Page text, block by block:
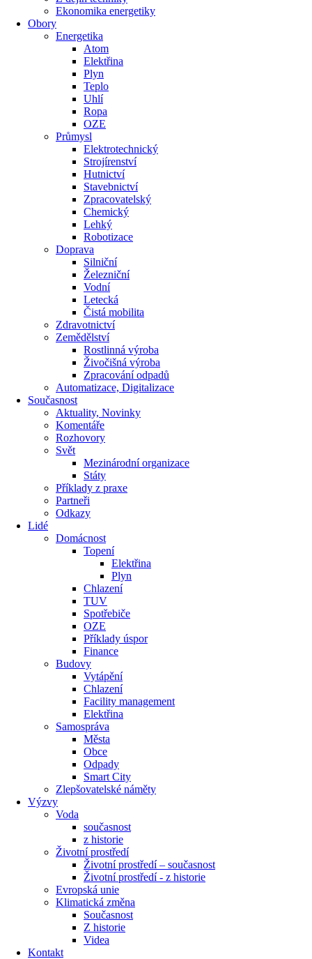
Ekonomika energetiky
Obory
Energetika
Atom
Elektřina
Plyn
Teplo
Uhlí
Ropa
OZE
Průmysl
Elektrotechnický
Strojírenství
Hutnictví
Stavebnictví
Zpracovatelský
Chemický
Lehký
Robotizace
Doprava
Silniční
Železniční
Vodní
Letecká
Čistá mobilita
Zdravotnictví
Zemědělství
Rostlinná výroba
Živočišná výroba
Zpracování odpadů
Automatizace, Digitalizace
Současnost
Aktuality, Novinky
Komentáře
Rozhovory
Svět
Mezinárodní organizace
Státy
Příklady z praxe
Partneři
Odkazy
Lidé
Domácnost
Topení
Elektřina
Plyn
Chlazení
TUV
Spotřebiče
OZE
Příklady úspor
Finance
Budovy
Vytápění
Chlazení
Facility management
Elektřina
Samospráva
Města
Obce
Odpady
Smart City
Zlepšovatelské náměty
Výzvy
Voda
současnost
z historie
Životní prostředí
Životní prostředí – současnost
Životní prostředí ​- z historie
Evropská unie
Klimatická změna
Současnost
Z historie
Videa
Kontakt